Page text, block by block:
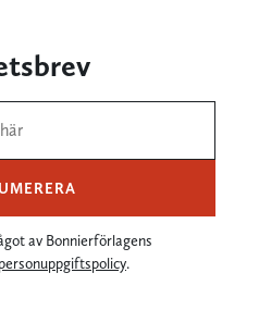
av Bonnierförlagens
personuppgiftspolicy.